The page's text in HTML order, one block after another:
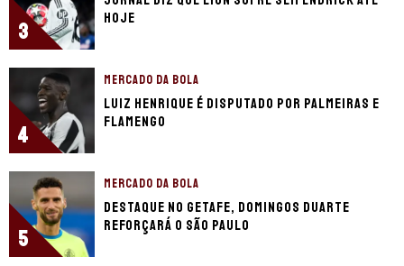
3
hoje
4
MERCADO DA BOLA
Luiz Henrique é disputado por Palmeiras e
Flamengo
5
MERCADO DA BOLA
Destaque no Getafe, Domingos Duarte
reforçará o São Paulo